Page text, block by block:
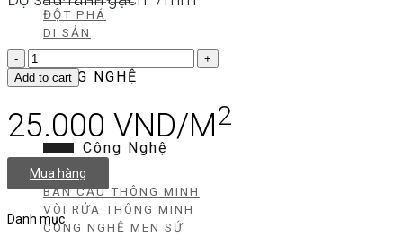
ĐỘT PHÁ
DI SẢN
CÔNG NGHỆ
Công Nghệ
BÀN CẦU THÔNG MINH
VÒI RỬA THÔNG MINH
CÔNG NGHỆ MEN SỨ
ITO
-
806
Add to cart
25.000 VND/M2
Mua hàng
Danh mục